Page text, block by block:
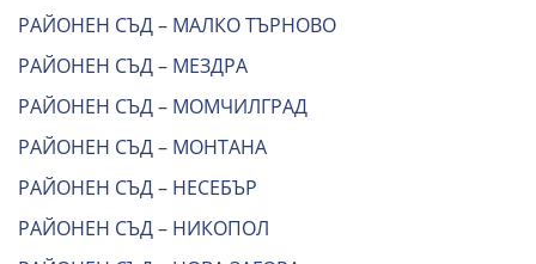
РАЙОНЕН СЪД – МАЛКО ТЪРНОВО
РАЙОНЕН СЪД – МЕЗДРА
РАЙОНЕН СЪД – МОМЧИЛГРАД
РАЙОНЕН СЪД – МОНТАНА
РАЙОНЕН СЪД – НЕСЕБЪР
РАЙОНЕН СЪД – НИКОПОЛ